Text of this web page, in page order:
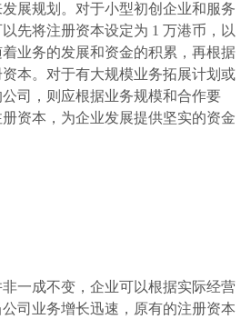
展规划。对于小型初创企业和服务
先将注册资本设定为 1 万港币，以
业务的发展和资金的积累，再根据
本。对于有大规模业务拓展计划或
司，则应根据业务规模和合作要
资本，为企业发展提供坚实的资金
一成不变，企业可以根据实际经营
司业务增长迅速，原有的注册资本